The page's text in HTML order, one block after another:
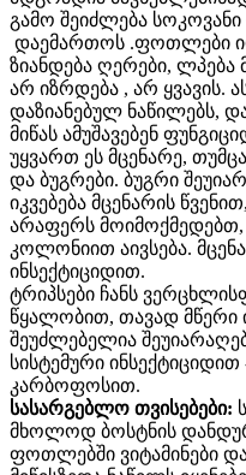
გამო შეიძლება
დაემართოს .ფოთლები
ზიანდება ღერები, ლპება
არ იზრდება , არ ყვავის.
დაზიანებულ ნაწილებს,
მიწას ამუშავებენ
უყვართ ეს მცენარე,
და ბუგრები. ბუგრი
იკვებება მცენარის
არაფერს
კოლონიით აივსება.
ინსექტიციდით.
ტრიპსები ჩანს
წყალობით, თავად მწერი
შეუძლებელია
სისტემური
კარბოფოსით.
სასარგებლო თვისებები:
მხოლოდ ბოსტნის
ფოთლებში ვიტამინები